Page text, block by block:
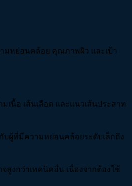
มหย่อนคล้อย คุณภาพผิว และเป้า
นื้อ เส้นเลือด และแนวเส้นประสาท
บผู้ที่มีความหย่อนคล้อยระดับเล็กถึง
งกว่าเทคนิคอื่น เนื่องจากต้องใช้